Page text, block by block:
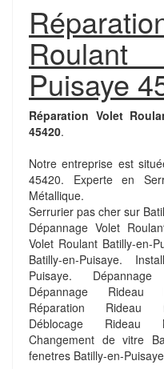
Puisaye
Réparation Volet
45420.
Notre entreprise est
45420. Experte en
Métallique.
Serrurier pas cher sur
Dépannage Volet
Volet Roulant Batilly-en-
Batilly-en-Puisaye.
Puisaye. Dépannage
Dépannage Rideau
Réparation Rideau
Déblocage Rideau
Changement de vitre
fenetres Batilly-en-